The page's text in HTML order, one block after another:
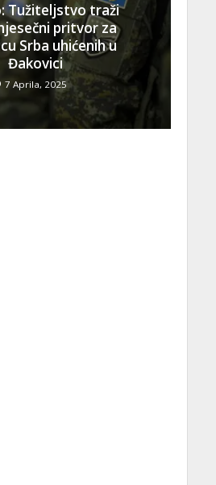
Tužiteljstvo traži
pritvor za
Srba uhićenih u
Đakovici
7 Aprila, 2025